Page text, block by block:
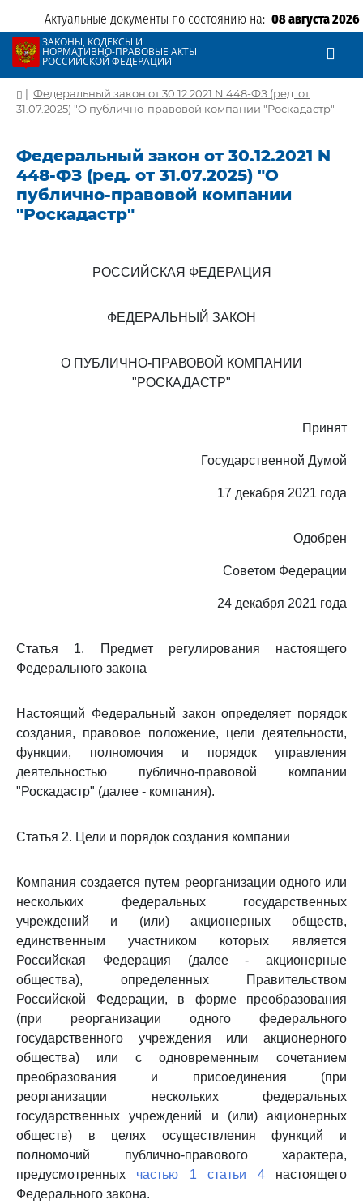
Актуальные документы по состоянию на: 08 августа 2026
ЗАКОНЫ, КОДЕКСЫ И
НОРМАТИВНО-ПРАВОВЫЕ АКТЫ
РОССИЙСКОЙ ФЕДЕРАЦИИ
| Федеральный закон от 30.12.2021 N 448-ФЗ (ред. от
31.07.2025) "О публично-правовой компании "Роскадастр"
Федеральный закон от 30.12.2021 N
448-ФЗ (ред. от 31.07.2025) "О
публично-правовой компании
"Роскадастр"
РОССИЙСКАЯ ФЕДЕРАЦИЯ
ФЕДЕРАЛЬНЫЙ ЗАКОН
О ПУБЛИЧНО-ПРАВОВОЙ КОМПАНИИ
"РОСКАДАСТР"
Принят
Государственной Думой
17 декабря 2021 года
Одобрен
Советом Федерации
24 декабря 2021 года
Статья 1. Предмет регулирования настоящего
Федерального закона
Настоящий Федеральный закон определяет порядок
создания, правовое положение, цели деятельности,
функции, полномочия и порядок управления
деятельностью публично-правовой компании
"Роскадастр" (далее - компания).
Статья 2. Цели и порядок создания компании
Компания создается путем реорганизации одного или
нескольких федеральных государственных
учреждений и (или) акционерных обществ,
единственным участником которых является
Российская Федерация (далее - акционерные
общества), определенных Правительством
Российской Федерации, в форме преобразования
(при реорганизации одного федерального
государственного учреждения или акционерного
общества) или с одновременным сочетанием
преобразования и присоединения (при
реорганизации нескольких федеральных
государственных учреждений и (или) акционерных
обществ) в целях осуществления функций и
полномочий публично-правового характера,
предусмотренных частью 1 статьи 4настоящего
Федерального закона.